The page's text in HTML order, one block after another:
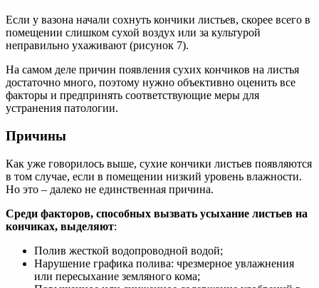
Если у вазона начали сохнуть кончики листьев, скорее всего в
помещении слишком сухой воздух или за культурой
неправильно ухаживают (рисунок 7).
На самом деле причин появления сухих кончиков на листья
достаточно много, поэтому нужно объективно оценить все
факторы и предпринять соответствующие меры для
устранения патологии.
Причины
Как уже говорилось выше, сухие кончики листьев появляются
в том случае, если в помещении низкий уровень влажности.
Но это – далеко не единственная причина.
Среди факторов, способных вызвать усыхание листьев на
кончиках, выделяют:
Полив жесткой водопроводной водой;
Нарушение графика полива: чрезмерное увлажнения
или пересыхание земляного кома;